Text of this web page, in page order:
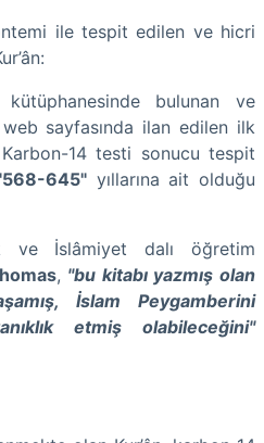
ile tespit edilen ve hicri
kütüphanesinde bulunan ve
web sayfasında ilan edilen ilk
14 testi sonucu tespit
645" yıllarına ait olduğu
ve İslâmiyet dalı öğretim
, "bu kitabı yazmış olan
İslam Peygamberini
etmiş olabileceğini"